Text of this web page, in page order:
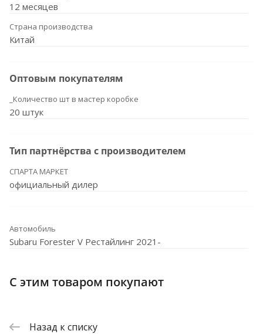
12 месяцев
Страна производства
Китай
Оптовым покупателям
_Количество шт в мастер коробке
20 штук
Тип партнёрства с производителем
СПАРТА МАРКЕТ
официальный дилер
Автомобиль
Subaru Forester V Рестайлинг 2021-
С этим товаром покупают
Назад к списку